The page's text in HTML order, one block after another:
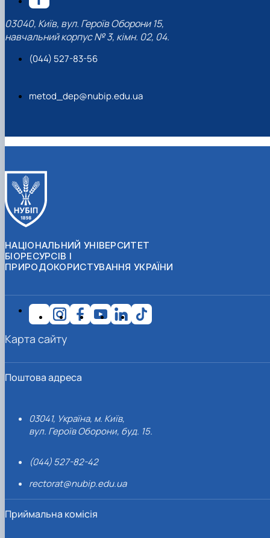
03040, Київ, вул. Героїв Оборони 15,
навчальний корпус № 3, кімн. 02, 04.
(044) 527-83-56
metod_dep@nubip.edu.ua
НАЦІОНАЛЬНИЙ УНІВЕРСИТЕТ
БІОРЕСУРСІВ І
ПРИРОДОКОРИСТУВАННЯ УКРАЇНИ
Поштова адреса
03041, Україна, м. Київ,
вул. Героїв Оборони, буд. 15.
(044) 527-82-42
rectorat@nubip.edu.ua
Приймальна комісія
Карта сайту